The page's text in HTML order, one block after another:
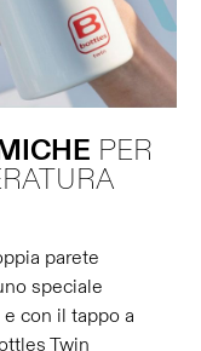
PER
parete
speciale
con il tappo a
Twin